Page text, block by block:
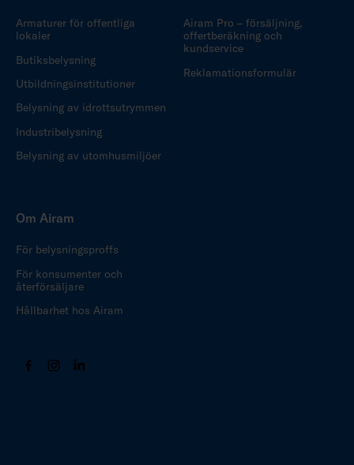
Armaturer för offentliga
lokaler
Butiksbelysning
Utbildningsinstitutioner
Belysning av idrottsutrymmen
Industribelysning
Belysning av utomhusmiljöer
Airam Pro – försäljning,
offertberäkning och
kundservice
Reklamationsformulär
Om Airam
För belysningsproffs
För konsumenter och
återförsäljare
Hållbarhet hos Airam